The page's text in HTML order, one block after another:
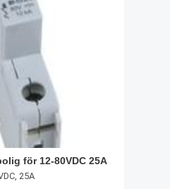
för 12-80VDC 25A
25A